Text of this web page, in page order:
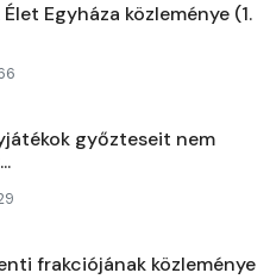
Egyháza közleménye (1.
győzteseit nem
frakciójának közleménye